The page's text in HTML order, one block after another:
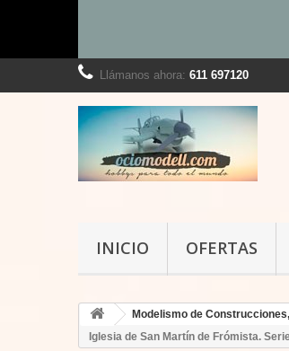
Llámanos ahora: 611 697120
INICIO OFERTAS
Modelismo de
Iglesia de San Martín de Frómista.